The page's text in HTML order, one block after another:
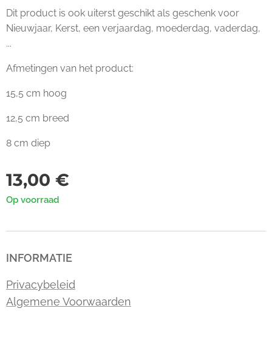
Dit product is ook uiterst geschikt als geschenk voor
Nieuwjaar, Kerst, een verjaardag, moederdag, vaderdag,
...
Afmetingen van het product:
15,5 cm hoog
12,5 cm breed
8 cm diep
13,00 €
Op voorraad
INFORMATIE
Privacybeleid
Algemene Voorwaarden